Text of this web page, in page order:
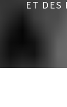
ET DES